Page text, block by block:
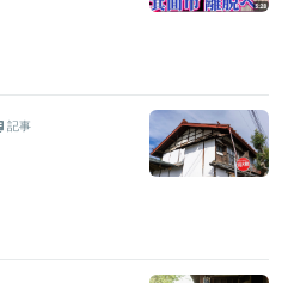
記事